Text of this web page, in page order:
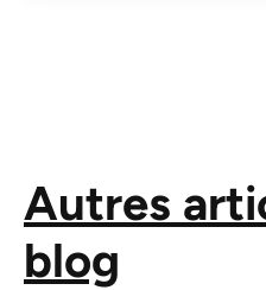
Autres
blog